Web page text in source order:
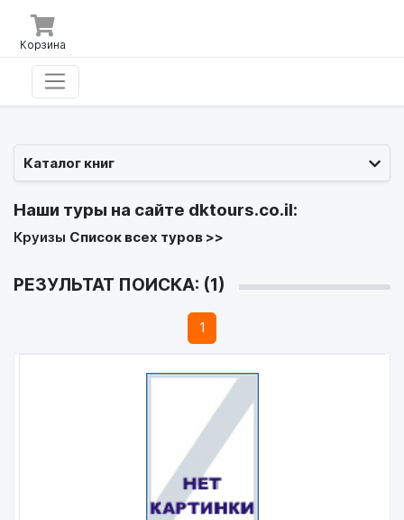
Корзина
Каталог книг
Наши туры на сайте dktours.co.il:
Круизы Список всех туров >>
РЕЗУЛЬТАТ ПОИСКА: (1)
1